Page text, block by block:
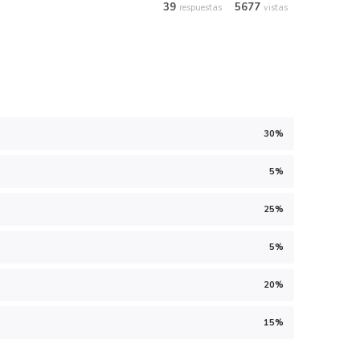
39 respuestas 5677 vistas
30%
5%
25%
5%
20%
15%